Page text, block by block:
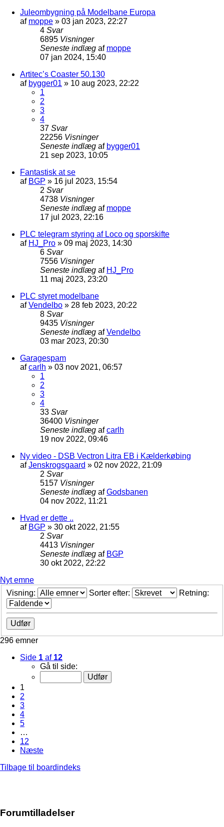
Juleombygning på Modelbane Europa
af moppe » 03 jan 2023, 22:27
4 Svar
6895 Visninger
Seneste indlæg af moppe
07 jan 2024, 15:40
Artitec’s Coaster 50.130
af bygger01 » 10 aug 2023, 22:22
1
2
3
4
37 Svar
22256 Visninger
Seneste indlæg af bygger01
21 sep 2023, 10:05
Fantastisk at se
af BGP » 16 jul 2023, 15:54
2 Svar
4738 Visninger
Seneste indlæg af moppe
17 jul 2023, 22:16
PLC telegram styring af Loco og sporskifte
af HJ_Pro » 09 maj 2023, 14:30
6 Svar
7556 Visninger
Seneste indlæg af HJ_Pro
11 maj 2023, 23:20
PLC styret modelbane
afVendelbo » 28 feb 2023, 20:22
8 Svar
9435 Visninger
Seneste indlæg afVendelbo
03 mar 2023, 20:30
Garagespam
afcarlh » 03 nov 2021, 06:57
1
2
3
4
33 Svar
36400 Visninger
Seneste indlæg afcarlh
19 nov 2022, 09:46
Ny video - DSB Vectron Litra EB i Kælderkøbing
afJenskrogsgaard » 02 nov 2022, 21:09
2 Svar
5157 Visninger
Seneste indlæg afGodsbanen
04 nov 2022, 11:21
Hvad er dette ..
af BGP » 30 okt 2022, 21:55
2 Svar
4413 Visninger
Seneste indlæg af BGP
30 okt 2022, 22:22
Nyt emne
Visning:
Sorter efter: Retning:
296 emner
Side 1 af 12
Gå til side:
1
2
3
4
5
…
12
Næste
Tilbage til boardindeks
Forumtilladelser